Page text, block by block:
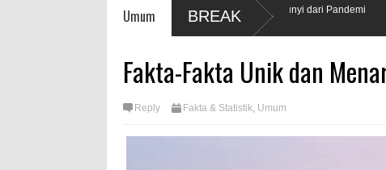
Umum BREAK
Sinyal Konspirasi yang Masih Berbunyi dari Pandemi
COVID-19
Vaksin PolioFakta-Fakta Unik dan
Reply Fakta & Statistik Umum